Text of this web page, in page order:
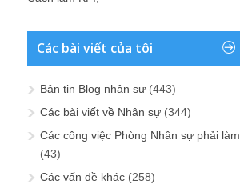
Các bài viết của tôi
Bản tin Blog nhân sự (443)
Các bài viết về Nhân sự (344)
Các công việc Phòng Nhân sự phải làm
(43)
Các vấn đề khác (258)